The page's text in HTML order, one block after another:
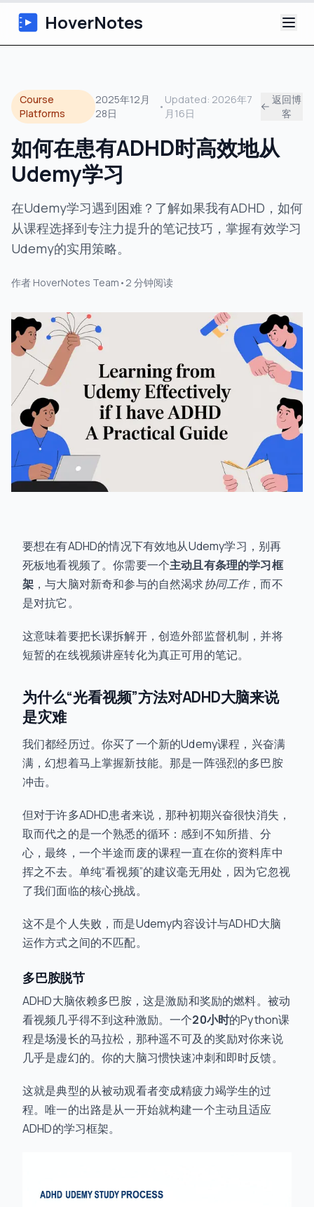
HoverNotes
浏览器扩展
AI 视频笔记
关于
Course
Platforms
2025年12月
28日
•
Updated: 2026年7
月16日
返回博
客
如何在患有ADHD时高效地从
Udemy学习
在Udemy学习遇到困难？了解如果我有ADHD，如何
从课程选择到专注力提升的笔记技巧，掌握有效学习
Udemy的实用策略。
作者 HoverNotes Team • 2 分钟阅读
要想在有ADHD的情况下有效地从Udemy学习，别再
死板地看视频了。你需要一个主动且有条理的学习框
架 ，与大脑对新奇和参与的自然渴求协同工作，而不
是对抗它。
这意味着要把长课拆解开，创造外部监督机制，并将
短暂的在线视频讲座转化为真正可用的笔记。
为什么“光看视频”方法对ADHD大脑来说
是灾难
我们都经历过。你买了一个新的Udemy课程，兴奋满
满，幻想着马上掌握新技能。那是一阵强烈的多巴胺
冲击。
但对于许多ADHD患者来说，那种初期兴奋很快消失，
取而代之的是一个熟悉的循环：感到不知所措、分
心，最终，一个半途而废的课程一直在你的资料库中
挥之不去。单纯“看视频”的建议毫无用处，因为它忽视
了我们面临的核心挑战。
这不是个人失败，而是Udemy内容设计与ADHD大脑
运作方式之间的不匹配。
多巴胺脱节
ADHD大脑依赖多巴胺，这是激励和奖励的燃料。被动
看视频几乎得不到这种激励。一个20小时的Python课
程是场漫长的马拉松，那种遥不可及的奖励对你来说
几乎是虚幻的。你的大脑习惯快速冲刺和即时反馈。
这就是典型的从被动观看者变成精疲力竭学生的过
程。唯一的出路是从一开始就构建一个主动且适应
ADHD的学习框架。